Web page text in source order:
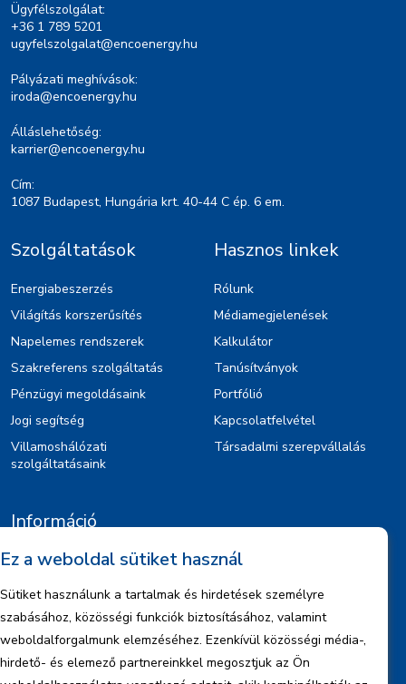
Ügyfélszolgálat:
+36 1 789 5201
ugyfelszolgalat@encoenergy.hu
Pályázati meghívások:
iroda@encoenergy.hu
Álláslehetőség:
karrier@encoenergy.hu
Cím:
1087 Budapest, Hungária krt. 40-44 C ép. 6 em.
Szolgáltatások
Energiabeszerzés
Világítás korszerűsítés
Napelemes rendszerek
Szakreferens szolgáltatás
Pénzügyi megoldásaink
Jogi segítség
Villamoshálózati
szolgáltatásaink
Hasznos linkek
Rólunk
Médiamegjelenések
Kalkulátor
Tanúsítványok
Portfólió
Kapcsolatfelvétel
Társadalmi szerepvállalás
Információ
Kiajánlók
Jognyilatkozat
Szerzői jogok
Adatkezelési tájékoztató
Céginformáció
Ez a weboldal sütiket használ
Sütiket használunk a tartalmak és hirdetések személyre
szabásához, közösségi funkciók biztosításához, valamint
weboldalforgalmunk elemzéséhez. Ezenkívül közösségi média-,
hirdető- és elemező partnereinkkel megosztjuk az Ön